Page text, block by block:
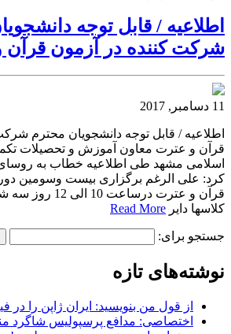
اطلاعیه / قابل توجه
شرکت کننده در آزمون
11 دسامبر, 2017
اطلاعیه / قابل توجه دانشجویان محترم
قرآن و عترت معاون آموزش و تحصیلات
اسلامی مشهد طی اطلاعیه خطاب به روسای
کرد: علی الرغم برگزاری بیست وسومین
کلاسها دایر Read More
جستجو برای:
نوشته‌های تازه
از قول من بنویسید: ایران ژاپن را در
اختصاصی: مدافع پرسپولیس شاگرد